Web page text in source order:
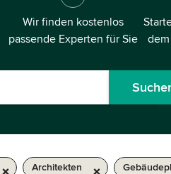
Wir finden kostenlos
passende Experten für Sie
Architekten